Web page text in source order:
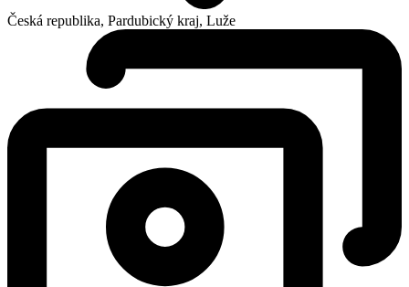
Česká republika, Pardubický kraj, Luže